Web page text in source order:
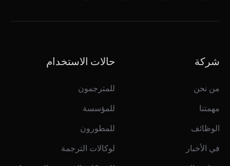
شركة
من نحن
مهمتنا
الوظائف
في الأخبار
حالات الاستخدام
للمترجمون
للمؤسسة
للمطورون
لوكالات الترجمة